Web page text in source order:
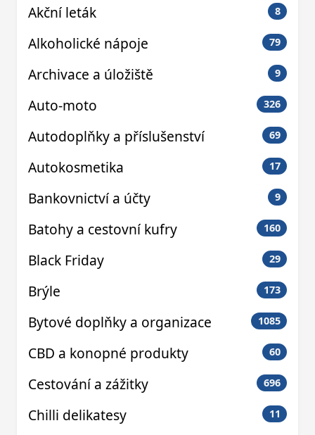
Akční leták 8
Alkoholické nápoje 79
Archivace a úložiště 9
Auto-moto 326
Autodoplňky a příslušenství 69
Autokosmetika 17
Bankovnictví a účty 9
Batohy a cestovní kufry 160
Black Friday 29
Brýle 173
Bytové doplňky a organizace 1085
CBD a konopné produkty 60
Cestování a zážitky 696
Chilli delikatesy 11